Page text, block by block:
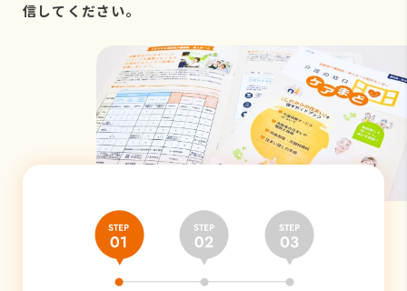
信してください。